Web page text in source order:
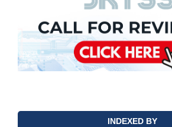
INDEXED BY